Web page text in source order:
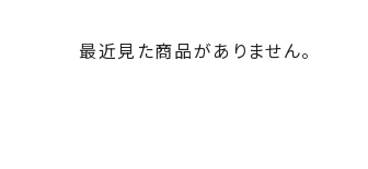
最近見た商品がありません。